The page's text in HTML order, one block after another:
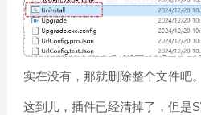
实在没有，那就删除整个文件吧。
这到儿，插件已经清掉了，但是